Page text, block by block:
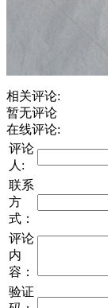
相关评论:
暂无评论
在线评论:
评论
人:
联系
方
式：
评论
内
容：
验证